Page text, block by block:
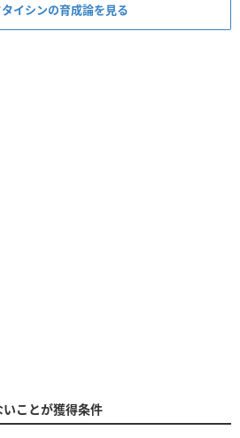
イシンの育成論を見る
ことが獲得条件